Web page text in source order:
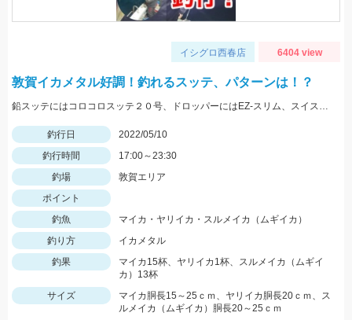
イシグロ西春店 6404 view
敦賀イカメタル好調！釣れるスッテ、パターンは！？
鉛スッテにはコロコロスッテ２０号、ドロッパーにはEZ-スリム、スイスイドロッパーをメインに使用しました。
釣行日
2022/05/10
釣行時間
17:00～23:30
釣場
敦賀エリア
ポイント
釣魚
マイカ・ヤリイカ・スルメイカ（ムギイカ）
釣り方
イカメタル
釣果
マイカ15杯、ヤリイカ1杯、スルメイカ（ムギイ
カ）13杯
サイズ
マイカ胴長15～25ｃｍ、ヤリイカ胴長20ｃｍ、ス
ルメイカ（ムギイカ）胴長20～25ｃｍ